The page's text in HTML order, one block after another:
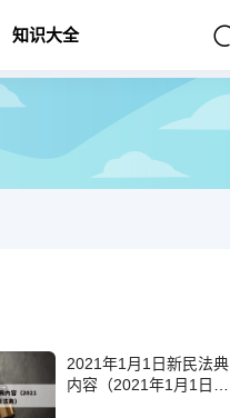
知识大全
2021年1月1日新民法典
内容（2021年1月1日正